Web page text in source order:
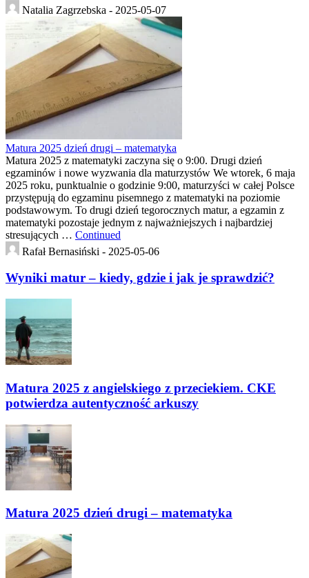
Natalia Zagrzebska - 2025-05-07
Matura 2025 dzień drugi – matematyka
Matura 2025 z matematyki zaczyna się o 9:00. Drugi dzień
egzaminów i nowe wyzwania dla maturzystów We wtorek, 6 maja
2025 roku, punktualnie o godzinie 9:00, maturzyści w całej Polsce
przystępują do egzaminu pisemnego z matematyki na poziomie
podstawowym. To drugi dzień tegorocznych matur, a egzamin z
matematyki pozostaje jednym z najważniejszych i najbardziej
stresujących … Continued
Rafał Bernasiński - 2025-05-06
Wyniki matur – kiedy, gdzie i jak je sprawdzić?
Matura 2025 z angielskiego z przeciekiem. CKE
potwierdza autentyczność arkuszy
Matura 2025 dzień drugi – matematyka